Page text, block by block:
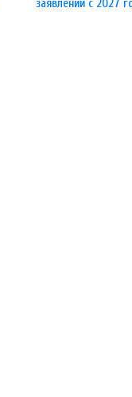
заявлений с 2027